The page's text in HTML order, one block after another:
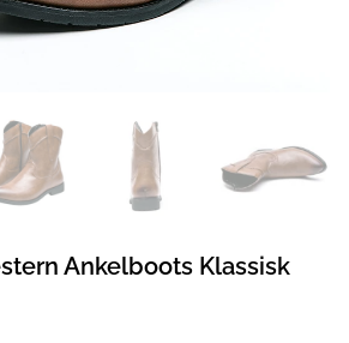
Ankelboots Klassisk